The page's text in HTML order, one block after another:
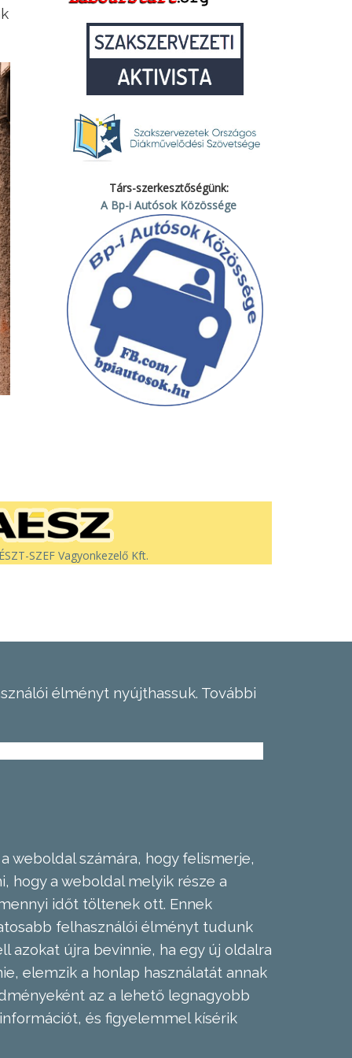
Társ-szerkesztőségünk:
A Bp-i Autósok Közössége
SZEF Vagyonkezelő Kft.
élményt nyújthassuk. További
weboldal számára, hogy felismerje,
hogy a weboldal melyik része a
időt töltenek ott. Ennek
felhasználói élményt tudunk
azokat újra bevinnie, ha egy új oldalra
elemzik a honlap használatát annak
az a lehető legnagyobb
és figyelemmel kísérik